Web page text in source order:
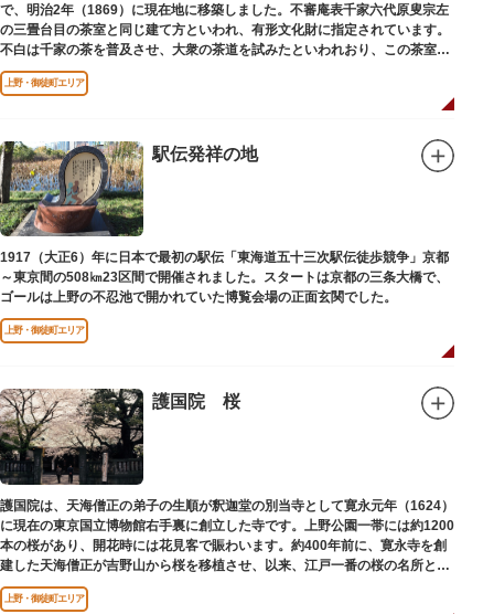
で、明治2年（1869）に現在地に移築しました。不審庵表千家六代原叟宗左
の三畳台目の茶室と同じ建て方といわれ、有形文化財に指定されています。
不白は千家の茶を普及させ、大衆の茶道を試みたといわれおり、この茶室は
江戸千家を広める拠点となりました。
上野・御徒町エリア
駅伝発祥の地
1917（大正6）年に日本で最初の駅伝「東海道五十三次駅伝徒歩競争」京都
～東京間の508㎞23区間で開催されました。スタートは京都の三条大橋で、
ゴールは上野の不忍池で開かれていた博覧会場の正面玄関でした。
上野・御徒町エリア
護国院 桜
護国院は、天海僧正の弟子の生順が釈迦堂の別当寺として寛永元年（1624）
に現在の東京国立博物館右手裏に創立した寺です。上野公園一帯には約1200
本の桜があり、開花時には花見客で賑わいます。約400年前に、寛永寺を創
建した天海僧正が吉野山から桜を移植させ、以来、江戸一番の桜の名所とし
て今日に及んでいます。
上野・御徒町エリア